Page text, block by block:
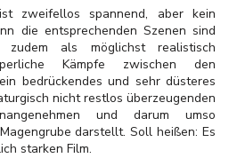
zweifellos spannend, aber kein
die entsprechenden Szenen sind
als möglichst realistisch
Kämpfe zwischen den
bedrückendes und sehr düsteres
nicht restlos überzeugenden
und darum umso
darstellt. Soll heißen: Es
starken Film.